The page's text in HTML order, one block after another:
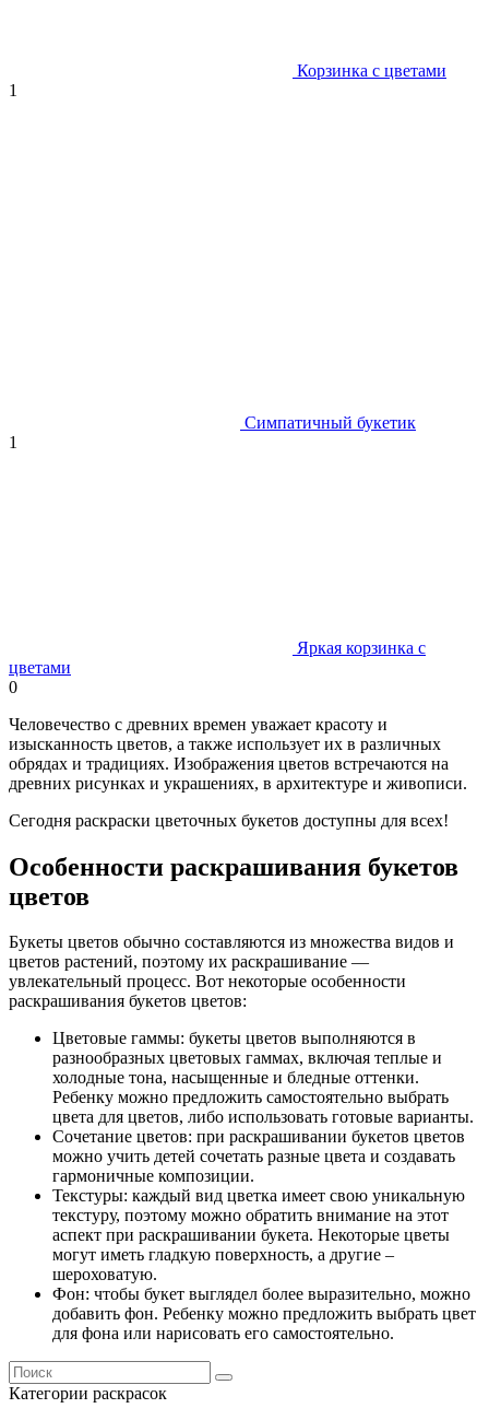
Корзинка с цветами
1
Симпатичный букетик
1
Яркая корзинка с
цветами
0
Человечество с древних времен уважает красоту и
изысканность цветов, а также использует их в различных
обрядах и традициях. Изображения цветов встречаются на
древних рисунках и украшениях, в архитектуре и живописи.
Сегодня раскраски цветочных букетов доступны для всех!
Особенности раскрашивания букетов
цветов
Букеты цветов обычно составляются из множества видов и
цветов растений, поэтому их раскрашивание —
увлекательный процесс. Вот некоторые особенности
раскрашивания букетов цветов:
Цветовые гаммы: букеты цветов выполняются в
разнообразных цветовых гаммах, включая теплые и
холодные тона, насыщенные и бледные оттенки.
Ребенку можно предложить самостоятельно выбрать
цвета для цветов, либо использовать готовые варианты.
Сочетание цветов: при раскрашивании букетов цветов
можно учить детей сочетать разные цвета и создавать
гармоничные композиции.
Текстуры: каждый вид цветка имеет свою уникальную
текстуру, поэтому можно обратить внимание на этот
аспект при раскрашивании букета. Некоторые цветы
могут иметь гладкую поверхность, а другие –
шероховатую.
Фон: чтобы букет выглядел более выразительно, можно
добавить фон. Ребенку можно предложить выбрать цвет
для фона или нарисовать его самостоятельно.
Категории раскрасок